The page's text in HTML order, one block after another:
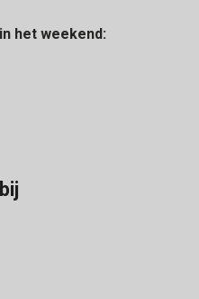
het weekend: